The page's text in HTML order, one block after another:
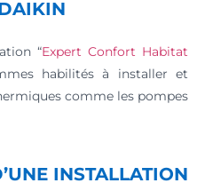
“Expert Confort Habitat
habilités à installer et
comme les pompes
INSTALLATION